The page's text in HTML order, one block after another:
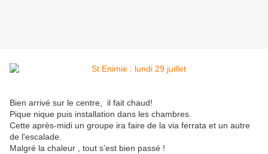
Bien arrivé sur le centre, il fait chaud!
Pique nique puis installation dans les chambres.
Cette après-midi un groupe ira faire de la via ferrata et un autre
de l'escalade.
Malgré la chaleur , tout s'est bien passé !